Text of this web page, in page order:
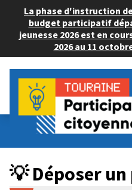
La phase d'instruction
budget participatif
jeunesse 2026 est en
2026 au 11
Budget Participatif ADULTE
💡 Déposer un projet
💡 Déposer